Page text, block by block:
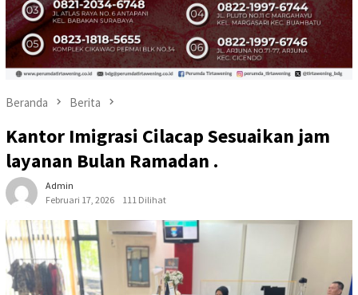
Beranda Berita
Kantor Imigrasi Cilacap Sesuaikan jam
layanan Bulan Ramadan .
Admin
Februari 17, 2026
111 Dilihat